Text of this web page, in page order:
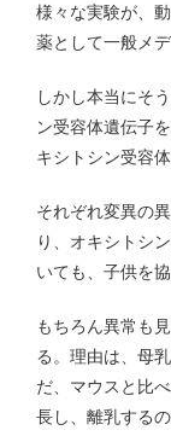
様々な実験が、
薬として一般メ
しかし本当にそ
ン受容体遺伝子
キシトシン受容
それぞれ変異の
り、オキシトシ
いても、子供を
もちろん異常も
る。理由は、母
だ、マウスと比
長し、離乳する